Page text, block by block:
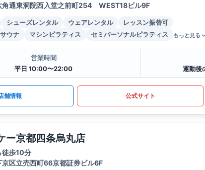
角通東洞院西入堂之前町254 WEST18ビル9F
シューズレンタル ウェアレンタル
レッスン振替可
サウナ マシンピラティス セミパーソナルピラティス もっと見る
営業時間
平日 10:00〜22:00
運動後
舗情報 公式サイト
ー京都四条烏丸店
徒歩10分
京区立売西町66京都証券ビル6F